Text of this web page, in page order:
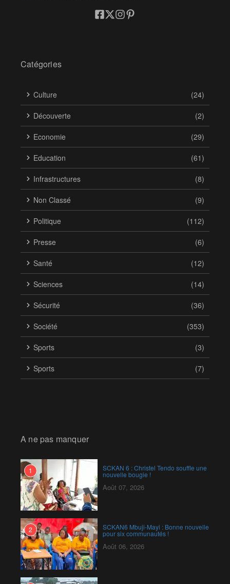
Catégories
Culture (24)
Découverte (2)
Economie (29)
Education (61)
Infrastructures (8)
Non Classé (9)
Politique (112)
Presse (6)
Santé (12)
Sciences (14)
Sécurité (36)
Société (353)
Sports (3)
Sports (7)
A ne pas manquer
1 SCKAN 6 : Christel Tendo souffle une
nouvelle bougie !
Août 07, 2026
2 SCKAN6 Mbuji-Mayi : Bonne nouvelle
pour six communautés !
Août 06, 2026